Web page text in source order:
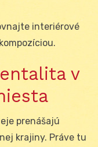
interiérové
v
prenášajú
krajiny. Práve tu